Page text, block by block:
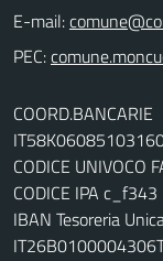
E-mail:
PEC:
COORD.BANCARIE
CODICE UNIVOCO
CODICE IPA c_f343
IBAN Tesoreria